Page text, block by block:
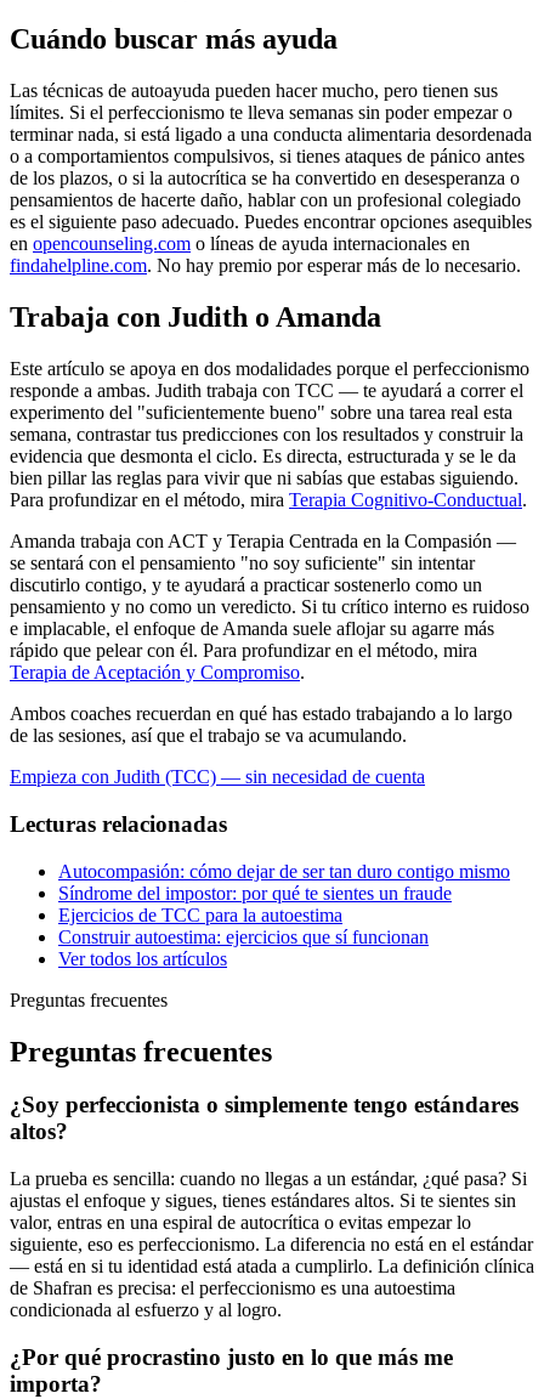
Cuándo buscar más ayuda
Las técnicas de autoayuda pueden hacer mucho, pero tienen sus
límites. Si el perfeccionismo te lleva semanas sin poder empezar o
terminar nada, si está ligado a una conducta alimentaria desordenada
o a comportamientos compulsivos, si tienes ataques de pánico antes
de los plazos, o si la autocrítica se ha convertido en desesperanza o
pensamientos de hacerte daño, hablar con un profesional colegiado
es el siguiente paso adecuado. Puedes encontrar opciones asequibles
en opencounseling.com o líneas de ayuda internacionales en
findahelpline.com. No hay premio por esperar más de lo necesario.
Trabaja con Judith o Amanda
Este artículo se apoya en dos modalidades porque el perfeccionismo
responde a ambas. Judith trabaja con TCC — te ayudará a correr el
experimento del "suficientemente bueno" sobre una tarea real esta
semana, contrastar tus predicciones con los resultados y construir la
evidencia que desmonta el ciclo. Es directa, estructurada y se le da
bien pillar las reglas para vivir que ni sabías que estabas siguiendo.
Para profundizar en el método, mira Terapia Cognitivo-Conductual.
Amanda trabaja con ACT y Terapia Centrada en la Compasión —
se sentará con el pensamiento "no soy suficiente" sin intentar
discutirlo contigo, y te ayudará a practicar sostenerlo como un
pensamiento y no como un veredicto. Si tu crítico interno es ruidoso
e implacable, el enfoque de Amanda suele aflojar su agarre más
rápido que pelear con él. Para profundizar en el método, mira
Terapia de Aceptación y Compromiso.
Ambos coaches recuerdan en qué has estado trabajando a lo largo
de las sesiones, así que el trabajo se va acumulando.
Empieza con Judith (TCC) — sin necesidad de cuenta
Lecturas relacionadas
Autocompasión: cómo dejar de ser tan duro contigo mismo
Síndrome del impostor: por qué te sientes un fraude
Ejercicios de TCC para la autoestima
Construir autoestima: ejercicios que sí funcionan
Ver todos los artículos
Preguntas frecuentes
Preguntas frecuentes
¿Soy perfeccionista o simplemente tengo estándares
altos?
La prueba es sencilla: cuando no llegas a un estándar, ¿qué pasa? Si
ajustas el enfoque y sigues, tienes estándares altos. Si te sientes sin
valor, entras en una espiral de autocrítica o evitas empezar lo
siguiente, eso es perfeccionismo. La diferencia no está en el estándar
— está en si tu identidad está atada a cumplirlo. La definición clínica
de Shafran es precisa: el perfeccionismo es una autoestima
condicionada al esfuerzo y al logro.
¿Por qué procrastino justo en lo que más me
importa?